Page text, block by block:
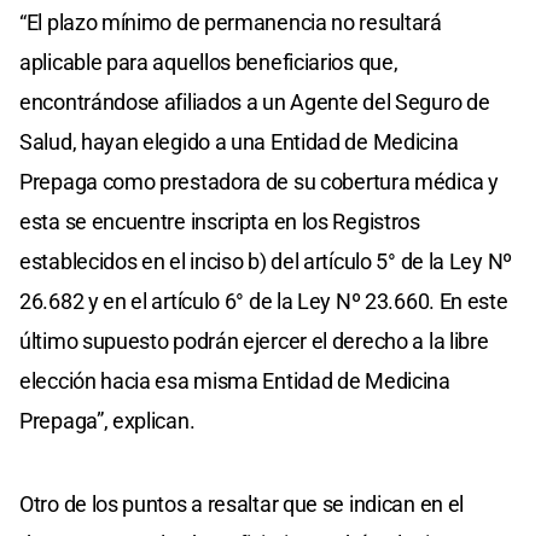
“El plazo mínimo de permanencia no resultará
aplicable para aquellos beneficiarios que,
encontrándose afiliados a un Agente del Seguro de
Salud, hayan elegido a una Entidad de Medicina
Prepaga como prestadora de su cobertura médica y
esta se encuentre inscripta en los Registros
establecidos en el inciso b) del artículo 5° de la Ley Nº
26.682 y en el artículo 6° de la Ley Nº 23.660. En este
último supuesto podrán ejercer el derecho a la libre
elección hacia esa misma Entidad de Medicina
Prepaga”, explican.
Otro de los puntos a resaltar que se indican en el